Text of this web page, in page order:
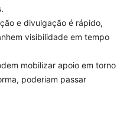
e divulgação é rápido,
visibilidade em tempo
mobilizar apoio em torno
poderiam passar